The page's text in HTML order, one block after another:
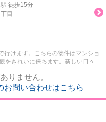
駅 徒歩15分
丁目
行けます。こちらの物件はマンショ
をきれいに保ちます。新しい日々を
りません。
お問い合わせはこちら